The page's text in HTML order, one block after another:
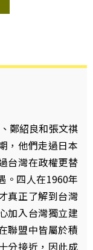
鄭紹良和張文祺
，他們走過日本
台灣在政權更替
。四人在1960年
真正了解到台灣
加入台灣獨立建
聯盟中皆屬於積
分接近，因此成